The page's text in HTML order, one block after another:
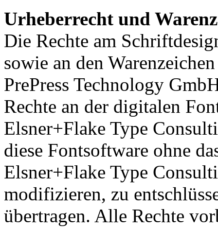
Urheberrecht und
Die Rechte am
sowie an den
PrePress Technology
Rechte an der digitalen
Elsner+Flake Type
diese Fontsoftware ohne
Elsner+Flake Type
modifizieren, zu
übertragen. Alle Rechte